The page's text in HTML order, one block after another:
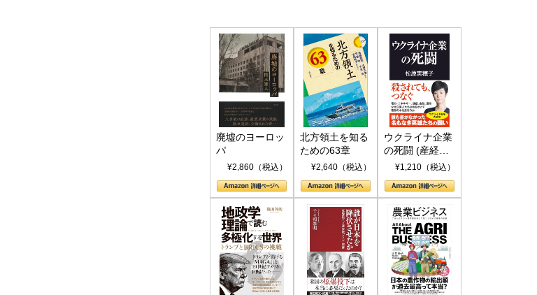
廃墟のヨーロッ
パ
¥2,860（税込）
北方領土を知る
ための63章
¥2,640（税込）
ウクライナ企業
の死闘 (産経セ
レクト S 039)
¥1,210（税込）